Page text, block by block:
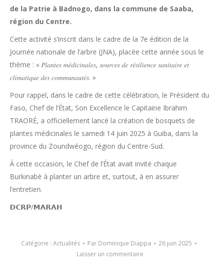
de la Patrie à Badnogo, dans la commune de Saaba,
région du Centre.
Cette activité s’inscrit dans le cadre de la 7e édition de la
Journée nationale de l’arbre (JNA), placée cette année sous le
thème : « 𝑃𝑙𝑎𝑛𝑡𝑒𝑠 𝑚𝑒́𝑑𝑖𝑐𝑖𝑛𝑎𝑙𝑒𝑠, 𝑠𝑜𝑢𝑟𝑐𝑒𝑠 𝑑𝑒 𝑟𝑒́𝑠𝑖𝑙𝑖𝑒𝑛𝑐𝑒 𝑠𝑎𝑛𝑖𝑡𝑎𝑖𝑟𝑒 𝑒𝑡
𝑐𝑙𝑖𝑚𝑎𝑡𝑖𝑞𝑢𝑒 𝑑𝑒𝑠 𝑐𝑜𝑚𝑚𝑢𝑛𝑎𝑢𝑡𝑒́𝑠. »
Pour rappel, dans le cadre de cette célébration, le Président du
Faso, Chef de l’État, Son Excellence le Capitaine Ibrahim
TRAORÉ, a officiellement lancé la création de bosquets de
plantes médicinales le samedi 14 juin 2025 à Guiba, dans la
province du Zoundwéogo, région du Centre-Sud.
À cette occasion, le Chef de l’État avait invité chaque
Burkinabè à planter un arbre et, surtout, à en assurer
l’entretien.
𝗗𝗖𝗥𝗣/𝗠𝗔𝗥𝗔𝗛
Catégorie : Actualités Par Dominique Diappa
26 juin 2025
Laisser un commentaire